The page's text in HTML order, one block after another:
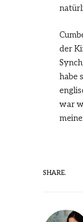
der
habe
war
SHARE.